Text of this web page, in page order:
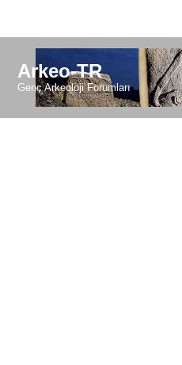
Arkeo-TR
Genç Arkeoloji Forumları